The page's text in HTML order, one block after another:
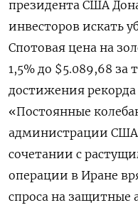
президента США
инвесторов искать
Спотовая цена на
⁠1,5% до $5.089,​68​ за
⁠достижения рекорда
«Постоянные
администрации
сочетании с
операции в Иране
спроса на